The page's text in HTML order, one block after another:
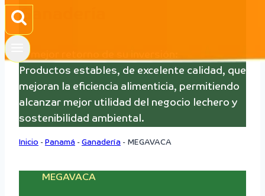
Ganadería
El mejor retorno de su inversión:
Productos estables, de excelente calidad, que
mejoran la eficiencia alimenticia, permitiendo
alcanzar mejor utilidad del negocio lechero y
sostenibilidad ambiental.
Inicio - Panamá - Ganadería - MEGAVACA
MEGAVACA